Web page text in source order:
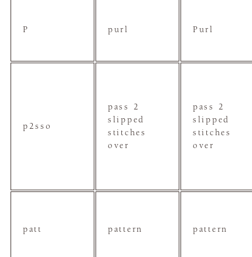
P purl Purl
p2sso
pass 2
slipped
stitches
over
pass 2
slipped
stitches
over
patt pattern pattern